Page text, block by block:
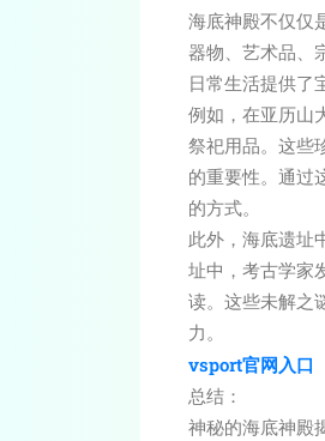
海底神殿不仅仅
器物、艺术品、
日常生活提供了
例如，在亚历山
祭祀用品。这些
的重要性。通过
的方式。
此外，海底遗址
址中，考古学家
读。这些未解之
力。
vsport官网入口
总结：
神秘的海底神殿